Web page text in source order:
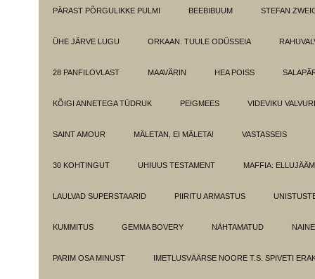
PÄRAST PÕRGULIKKE PULMI BEEBIBUUM STEFAN
ÜHE JÄRVE LUGU ORKAAN. TUULE ODÜSSEIA
28 PANFILOVLAST MAAVÄRIN HEA POISS
KÕIGI ANNETEGA TÜDRUK PEIGMEES VIDEVIKU
SAINT AMOUR MÄLETAN, EI MÄLETA! VASTASSEIS
30 KOHTINGUT UHIUUS TESTAMENT MAFFIA:
LAULVAD SUPERSTAARID PIIRITU ARMASTUS
KUMMITUS GEMMA BOVERY NÄHTAMATUD
PARIM OSA MINUST IMETLUSVÄÄRSE NOORE T.S. SPIVETI